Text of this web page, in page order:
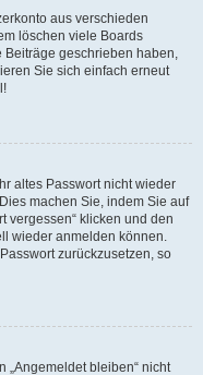
aus verschieden
löschen viele Boards
Beiträge geschrieben haben,
Sie sich einfach erneut
altes Passwort nicht wieder
machen Sie, indem Sie auf
vergessen“ klicken und den
wieder anmelden können.
zurückzusetzen, so
„Angemeldet bleiben“ nicht